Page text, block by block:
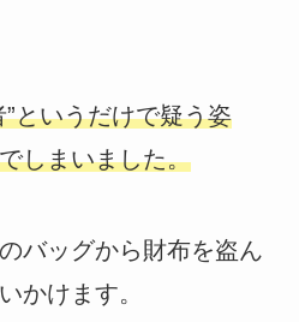
というだけで疑う姿
しまいました。
バッグから財布を盗ん
かけます。